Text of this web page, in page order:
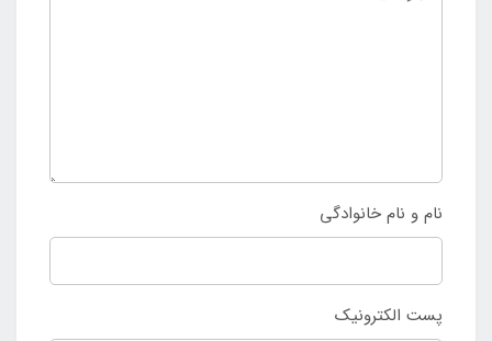
نام و نام خانوادگی
پست الکترونیک